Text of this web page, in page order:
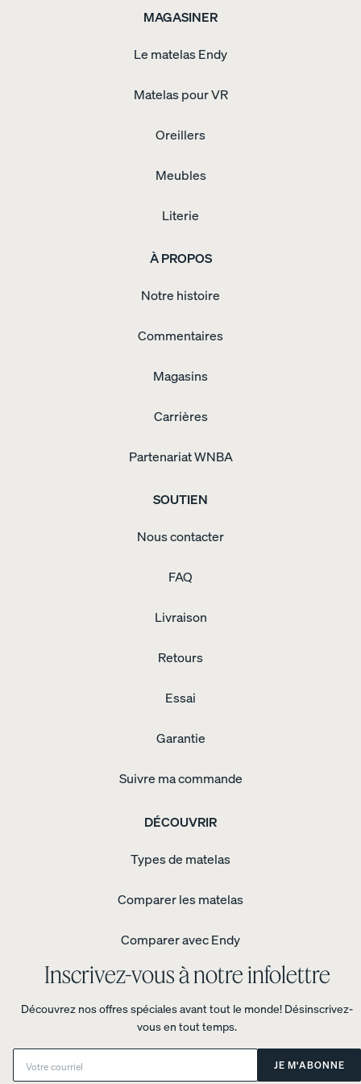
MAGASINER
Le matelas Endy
Matelas pour VR
Oreillers
Meubles
Literie
À PROPOS
Notre histoire
Commentaires
Magasins
Carrières
Partenariat WNBA
SOUTIEN
Nous contacter
FAQ
Livraison
Retours
Essai
Garantie
Suivre ma commande
DÉCOUVRIR
Types de matelas
Comparer les matelas
Comparer avec Endy
Inscrivez-vous à notre infolettre
Découvrez nos offres spéciales avant tout le monde! Désinscrivez-
vous en tout temps.
Email:
JE M'ABONNE